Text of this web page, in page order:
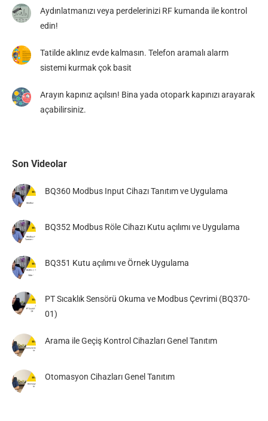
Aydınlatmanızı veya perdelerinizi RF kumanda ile kontrol
edin!
Tatilde aklınız evde kalmasın. Telefon aramalı alarm
sistemi kurmak çok basit
Arayın kapınız açılsın! Bina yada otopark kapınızı arayarak
açabilirsiniz.
Son Videolar
BQ360 Modbus Input Cihazı Tanıtım ve Uygulama
BQ352 Modbus Röle Cihazı Kutu açılımı ve Uygulama
BQ351 Kutu açılımı ve Örnek Uygulama
PT Sıcaklık Sensörü Okuma ve Modbus Çevrimi (BQ370-
01)
Arama ile Geçiş Kontrol Cihazları Genel Tanıtım
Otomasyon Cihazları Genel Tanıtım